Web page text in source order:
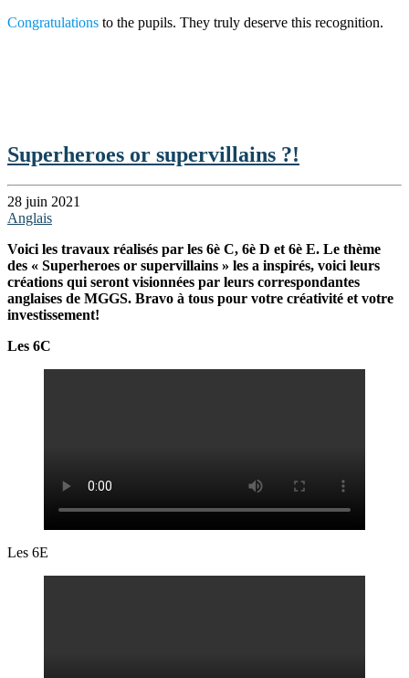
Congratulations to the pupils. They truly deserve this recognition.
Superheroes or supervillains ?!
28 juin 2021
Anglais
Voici les travaux réalisés par les 6è C, 6è D et 6è E. Le thème
des « Superheroes or supervillains » les a inspirés, voici leurs
créations qui seront visionnées par leurs correspondantes
anglaises de MGGS. Bravo à tous pour votre créativité et votre
investissement!
Les 6C
Les 6E